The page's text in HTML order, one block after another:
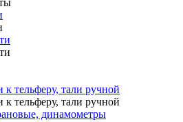
к тельферу, тали ручной
к тельферу, тали ручной
динамометры